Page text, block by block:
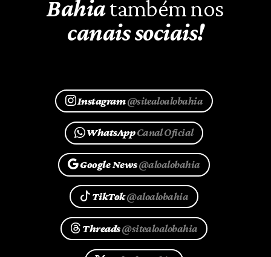
Bahiatambém nos
canais sociais!
Instagram@sitealoalobahia
WhatsAppCanal Oficial
Google News@aloalobahia
TikTok@aloalobahia
Threads@sitealoalobahia